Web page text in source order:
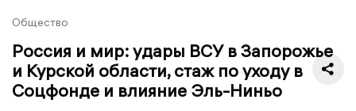
Общество
Россия и мир: удары ВСУ в Запорожье
и Курской области, стаж по уходу в
Соцфонде и влияние Эль-Ниньо